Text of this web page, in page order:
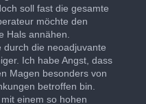
soll fast die gesamte
möchte den
Hals annähen.
durch die neoadjuvante
Ich habe Angst, dass
Magen besonders von
betroffen bin.
einem so hohen